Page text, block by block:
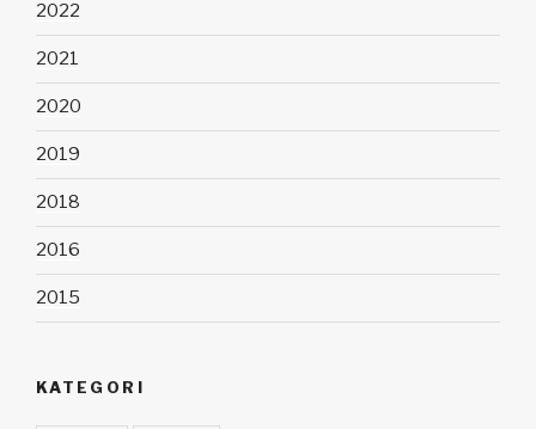
2022
2021
2020
2019
2018
2016
2015
KATEGORI